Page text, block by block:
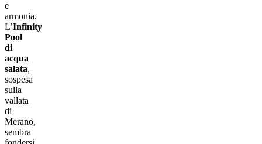
e
armonia.
L’Infinity
Pool
di
acqua
salata,
sospesa
sulla
vallata
di
Merano,
sembra